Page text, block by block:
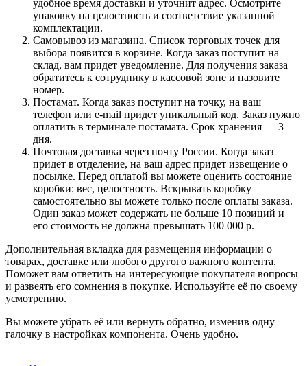
удобное время доставки и уточнит адрес. Осмотрите
упаковку на целостность и соответствие указанной
комплектации.
Самовывоз из магазина. Список торговых точек для
выбора появится в корзине. Когда заказ поступит на
склад, вам придет уведомление. Для получения заказа
обратитесь к сотруднику в кассовой зоне и назовите
номер.
Постамат. Когда заказ поступит на точку, на ваш
телефон или e-mail придет уникальный код. Заказ нужно
оплатить в терминале постамата. Срок хранения — 3
дня.
Почтовая доставка через почту России. Когда заказ
придет в отделение, на ваш адрес придет извещение о
посылке. Перед оплатой вы можете оценить состояние
коробки: вес, целостность. Вскрывать коробку
самостоятельно вы можете только после оплаты заказа.
Один заказ может содержать не больше 10 позиций и
его стоимость не должна превышать 100 000 р.
Дополнительная вкладка для размещения информации о
товарах, доставке или любого другого важного контента.
Поможет вам ответить на интересующие покупателя вопросы
и развеять его сомнения в покупке. Используйте её по своему
усмотрению.
Вы можете убрать её или вернуть обратно, изменив одну
галочку в настройках компонента. Очень удобно.